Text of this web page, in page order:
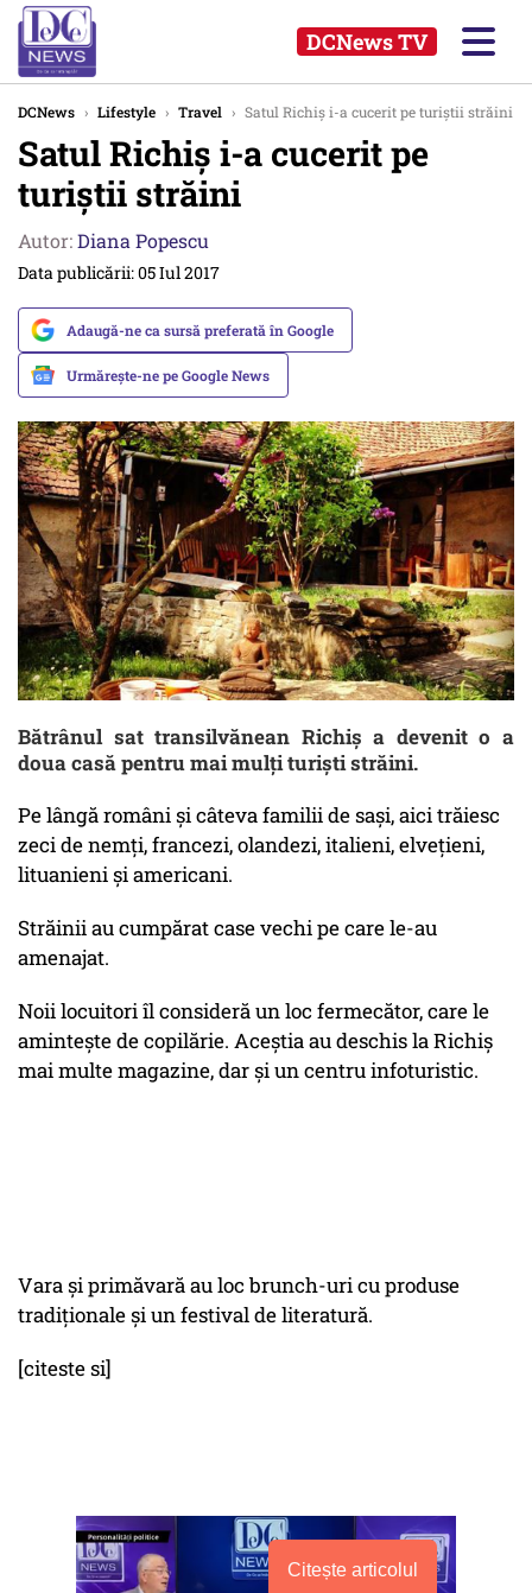
DCNews TV
DCNews › Lifestyle › Travel › Satul Richiș i-a cucerit pe turiștii străini
Satul Richiș i-a cucerit pe
turiștii străini
Autor:Diana Popescu
Data publicării: 05 Iul 2017
Adaugă-ne ca sursă preferată în Google
Urmărește-ne pe Google News
Bătrânul sat transilvănean Richiş a devenit o a
doua casă pentru mai mulți turiști străini.
Pe lângă români şi câteva familii de saşi, aici trăiesc
zeci de nemţi, francezi, olandezi, italieni, elveţieni,
lituanieni şi americani.
Străinii au cumpărat case vechi pe care le-au
amenajat.
Noii locuitori îl consideră un loc fermecător, care le
aminteşte de copilărie. Aceștia au deschis la Richiş
mai multe magazine, dar şi un centru infoturistic.
Vara şi primăvară au loc brunch-uri cu produse
tradiţionale şi un festival de literatură.
[citeste si]
Citește articolul